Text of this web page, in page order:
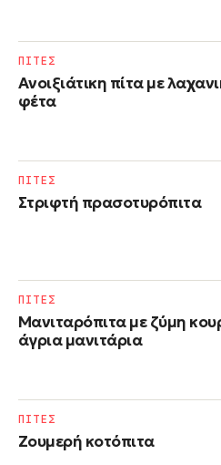
Ανοιξιάτικη πίτα με
φέτα
ΠΙΤΕΣ
Στριφτή πρασοτυρόπιτα
ΠΙΤΕΣ
Μανιταρόπιτα με ζύμη
άγρια μανιτάρια
ΠΙΤΕΣ
Ζουμερή κοτόπιτα
ΠΙΤΕΣ